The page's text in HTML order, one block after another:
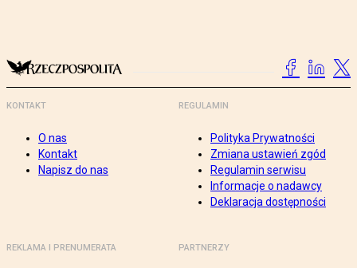
KONTAKT
O nas
Kontakt
Napisz do nas
REGULAMIN
Polityka Prywatności
Zmiana ustawień zgód
Regulamin serwisu
Informacje o nadawcy
Deklaracja dostępności
REKLAMA I PRENUMERATA PARTNERZY